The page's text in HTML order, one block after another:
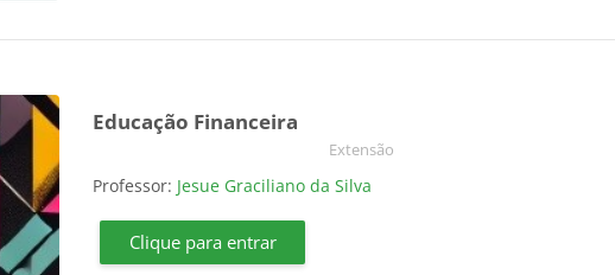
Educação Financeira
Categoria do curso
Extensão
Professor: Jesue Graciliano da Silva
Clique para entrar